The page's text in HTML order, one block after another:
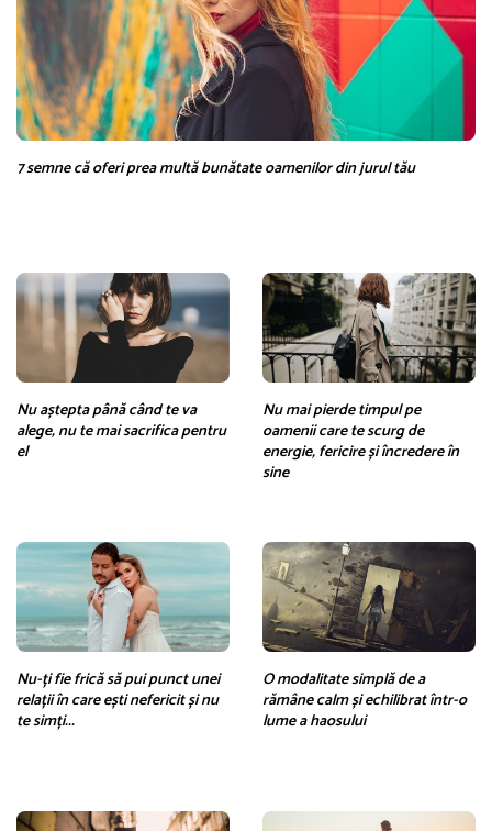
7 semne că oferi prea multă bunătate oamenilor din jurul tău
Nu aștepta până când te va
alege, nu te mai sacrifica pentru
el
Nu mai pierde timpul pe
oamenii care te scurg de
energie, fericire și încredere în
sine
Nu-ți fie frică să pui punct unei
relații în care ești nefericit și nu
te simți...
O modalitate simplă de a
rămâne calm și echilibrat într-o
lume a haosului